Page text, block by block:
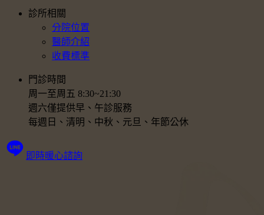
診所相關
分院位置
醫師介紹
收費標準
門診時間
周一至周五 8:30~21:30
週六僅提供早、午診服務
每週日、清明、中秋、元旦、年節公休
即時暖心諮詢